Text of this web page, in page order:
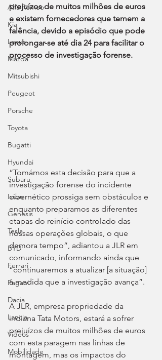
Alfa Romeo
Kia
Lexus
Mazda
Mitsubishi
Peugeot
Porsche
Toyota
Bugatti
Hyundai
Subaru
Isuzu
Genesis
Tesla
BYD
Ferrari
Pagani
Dacia
Lancia
Videos
Mobilidade
prejuízos de muitos milhões de euros
e existem fornecedores que temem a
falência, devido a episódio que pode
prolongar-se até dia 24 para facilitar o
processo de investigação forense.
“Tomámos esta decisão para que a
investigação forense do incidente
cibernético prossiga sem obstáculos e
enquanto preparamos as diferentes
etapas do reinício controlado das
nossas operações globais, o que
demora tempo”, adiantou a JLR em
comunicado, informando ainda que
“continuaremos a atualizar [a situação]
à medida que a investigação avança”.
A JLR, empresa propriedade da
indiana Tata Motors, estará a sofrer
prejuízos de muitos milhões de euros
com esta paragem nas linhas de
montagem, mas os impactos do